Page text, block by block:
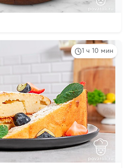
1 ч 10 мин